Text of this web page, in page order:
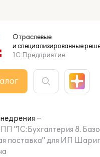
Отраслевые
и специализированные
1С:Предприятие
"1С:Бухгалтерия 8.
поставка" для ИП